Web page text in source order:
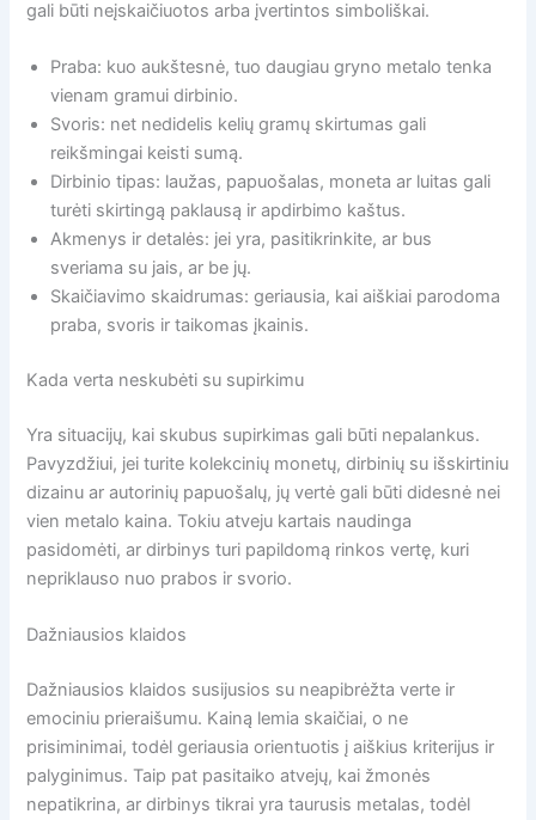
gali būti neįskaičiuotos arba įvertintos simboliškai.
Praba: kuo aukštesnė, tuo daugiau gryno metalo tenka
vienam gramui dirbinio.
Svoris: net nedidelis kelių gramų skirtumas gali
reikšmingai keisti sumą.
Dirbinio tipas: laužas, papuošalas, moneta ar luitas gali
turėti skirtingą paklausą ir apdirbimo kaštus.
Akmenys ir detalės: jei yra, pasitikrinkite, ar bus
sveriama su jais, ar be jų.
Skaičiavimo skaidrumas: geriausia, kai aiškiai parodoma
praba, svoris ir taikomas įkainis.
Kada verta neskubėti su supirkimu
Yra situacijų, kai skubus supirkimas gali būti nepalankus.
Pavyzdžiui, jei turite kolekcinių monetų, dirbinių su išskirtiniu
dizainu ar autorinių papuošalų, jų vertė gali būti didesnė nei
vien metalo kaina. Tokiu atveju kartais naudinga
pasidomėti, ar dirbinys turi papildomą rinkos vertę, kuri
nepriklauso nuo prabos ir svorio.
Dažniausios klaidos
Dažniausios klaidos susijusios su neapibrėžta verte ir
emociniu prieraišumu. Kainą lemia skaičiai, o ne
prisiminimai, todėl geriausia orientuotis į aiškius kriterijus ir
palyginimus. Taip pat pasitaiko atvejų, kai žmonės
nepatikrina, ar dirbinys tikrai yra taurusis metalas, todėl